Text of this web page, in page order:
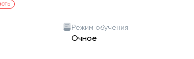
Режим обучения
Очное